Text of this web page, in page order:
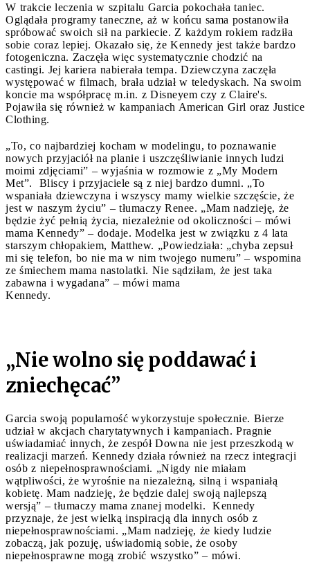
W trakcie leczenia w szpitalu Garcia pokochała taniec.
Oglądała programy taneczne, aż w końcu sama postanowiła
spróbować swoich sił na parkiecie. Z każdym rokiem radziła
sobie coraz lepiej. Okazało się, że Kennedy jest także bardzo
fotogeniczna. Zaczęła więc systematycznie chodzić na
castingi. Jej kariera nabierała tempa. Dziewczyna zaczęła
występować w filmach, brała udział w teledyskach. Na swoim
koncie ma współpracę m.in. z Disneyem czy z Claire's.
Pojawiła się również w kampaniach American Girl oraz Justice
Clothing.
„To, co najbardziej kocham w modelingu, to poznawanie
nowych przyjaciół na planie i uszczęśliwianie innych ludzi
moimi zdjęciami” – wyjaśnia w rozmowie z „My Modern
Met”. Bliscy i przyjaciele są z niej bardzo dumni. „To
wspaniała dziewczyna i wszyscy mamy wielkie szczęście, że
jest w naszym życiu” – tłumaczy Renee. „Mam nadzieję, że
będzie żyć pełnią życia, niezależnie od okoliczności – mówi
mama Kennedy” – dodaje. Modelka jest w związku z 4 lata
starszym chłopakiem, Matthew. „Powiedziała: „chyba zepsuł
mi się telefon, bo nie ma w nim twojego numeru” – wspomina
ze śmiechem mama nastolatki. Nie sądziłam, że jest taka
zabawna i wygadana” – mówi mama
Kennedy.
„Nie wolno się poddawać i
zniechęcać”
Garcia swoją popularność wykorzystuje społecznie. Bierze
udział w akcjach charytatywnych i kampaniach. Pragnie
uświadamiać innych, że zespół Downa nie jest przeszkodą w
realizacji marzeń. Kennedy działa również na rzecz integracji
osób z niepełnosprawnościami. „Nigdy nie miałam
wątpliwości, że wyrośnie na niezależną, silną i wspaniałą
kobietę. Mam nadzieję, że będzie dalej swoją najlepszą
wersją” – tłumaczy mama znanej modelki. Kennedy
przyznaje, że jest wielką inspiracją dla innych osób z
niepełnosprawnościami. „Mam nadzieję, że kiedy ludzie
zobaczą, jak pozuję, uświadomią sobie, że osoby
niepełnosprawne mogą zrobić wszystko” – mówi.